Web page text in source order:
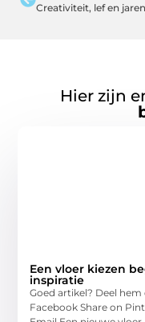
Hier zijn
Een vloer kiezen
inspiratie
Goed artikel? Deel hem
Facebook Share on